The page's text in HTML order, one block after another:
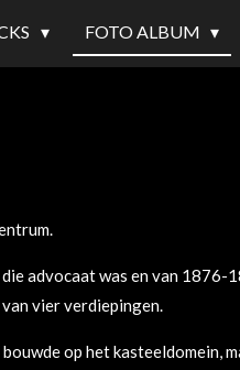
FOTO ALBUM
advocaat was en van
vier verdiepingen.
op het kasteeldomein,